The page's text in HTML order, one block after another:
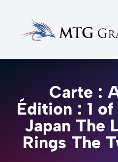
Carte :
Édition : 1
Japan The
Rings The